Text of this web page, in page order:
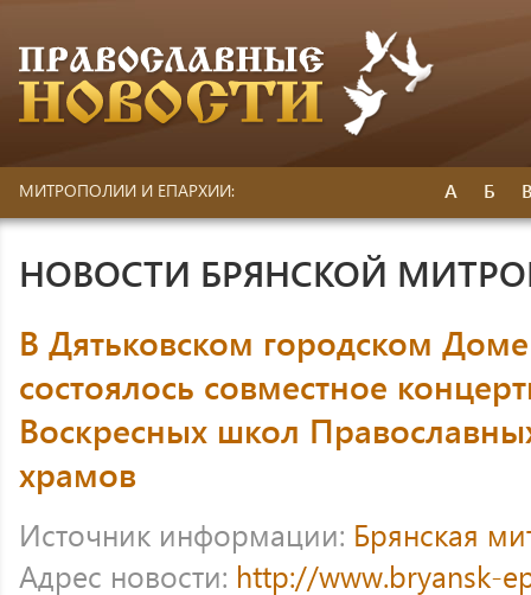
МИТРОПОЛИИ И ЕПАРХИИ: А Б
НОВОСТИ БРЯНСКОЙ
В Дятьковском городском
состоялось совместное
Воскресных школ
храмов
Источник информации: Брянская
Адрес новости: http://www.bryansk-